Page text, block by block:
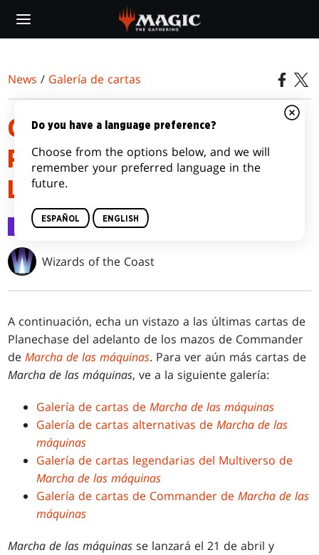
main
News / Galería de cartas
GALERÍA DE CARTAS DE
PLANECHASE DE MARCHA DE
LAS MÁQUINAS
Galería de cartas 29 mar 2023
Wizards of the Coast
A continuación, echa un vistazo a las últimas cartas de
Planechase del adelanto de los mazos de Commander
deMarcha de las máquinas. Para ver aún más cartas de
Marcha de las máquinas, ve a la siguiente galería:
Galería de cartas deMarcha de las máquinas
Galería de cartas alternativas deMarcha de las
máquinas
Galería de cartas legendarias del Multiverso de
Marcha de las máquinas
Galería de cartas de Commander deMarcha de las
máquinas
Marcha de las máquinas se lanzará el 21 de abril y
Do you have a language preference?
Choose from the options below, and we will
remember your preferred language in the
future.
ESPAÑOL ENGLISH